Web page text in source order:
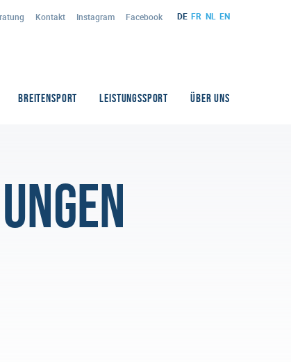
Kontakt Instagram Facebook DE FR NL EN
BREITENSPORT LEISTUNGSSPORT ÜBER UNS